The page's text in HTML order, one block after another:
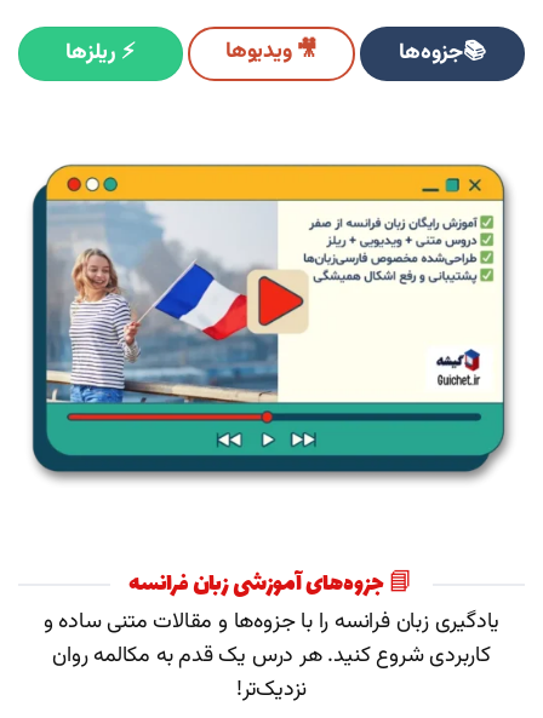
📚جزوه‌ها 🎥 ویدیوها ⚡ ریلزها
📘 جزوه‌های آموزشی زبان فرانسه
یادگیری زبان فرانسه را با جزوه‌ها و مقالات متنی ساده و
کاربردی شروع کنید. هر درس یک قدم به مکالمه روان
نزدیک‌تر!